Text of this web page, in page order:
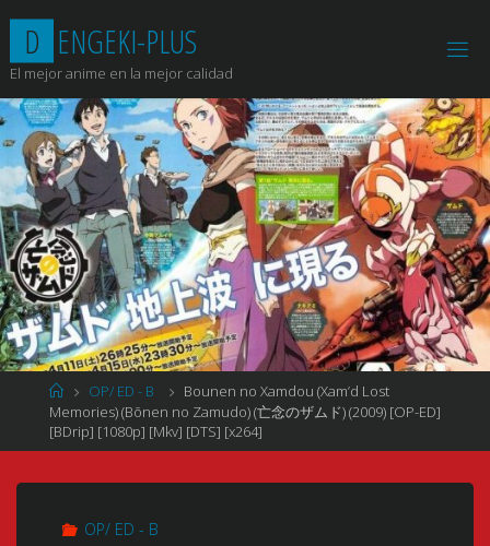
contenido
D ENGEKI-PLUS
El mejor anime en la mejor calidad
Página
de
Inicio
OP/ ED - B
Bounen no Xamdou (Xam’d Lost
Memories) (Bōnen no Zamudo) (亡念のザムド) (2009) [OP-ED]
[BDrip] [1080p] [Mkv] [DTS] [x264]
OP/ ED - B